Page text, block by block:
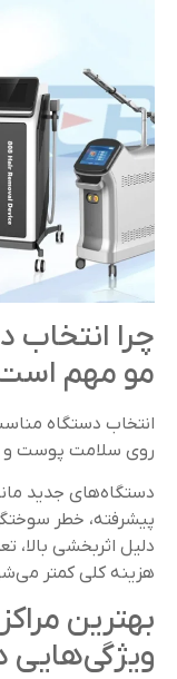
چرا انتخاب
مو مهم
انتخاب دستگاه
روی سلامت پوست و
پیشرفته، خطر
دلیل اثربخشی بالا،
هزینه کلی کمتر
بهترین
ویژگی‌هایی